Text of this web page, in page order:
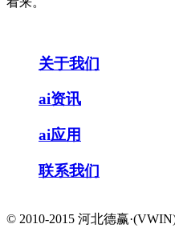
关于我们
ai资讯
ai应用
联系我们
© 2010-2015 河北德赢